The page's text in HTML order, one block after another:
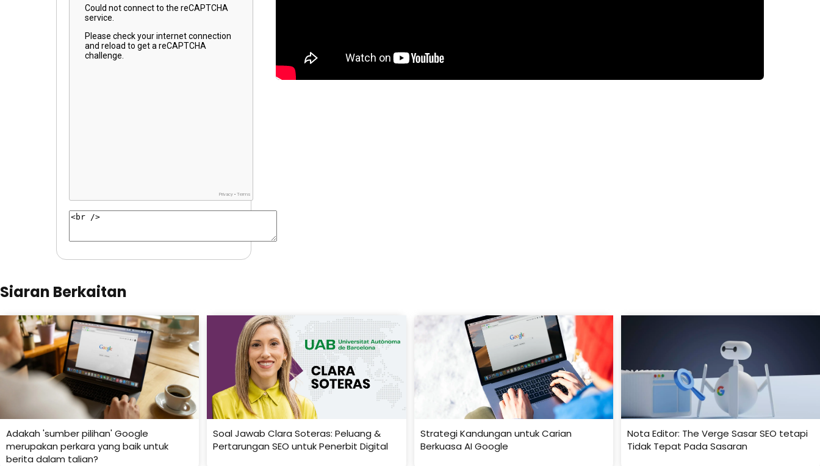
Siaran Berkaitan
Adakah 'sumber pilihan' Google
merupakan perkara yang baik untuk
berita dalam talian?
Soal Jawab Clara Soteras: Peluang &
Pertarungan SEO untuk Penerbit Digital
Strategi Kandungan untuk Carian
Berkuasa AI Google
Nota Editor: The Verge Sasar SEO tetapi
Tidak Tepat Pada Sasaran